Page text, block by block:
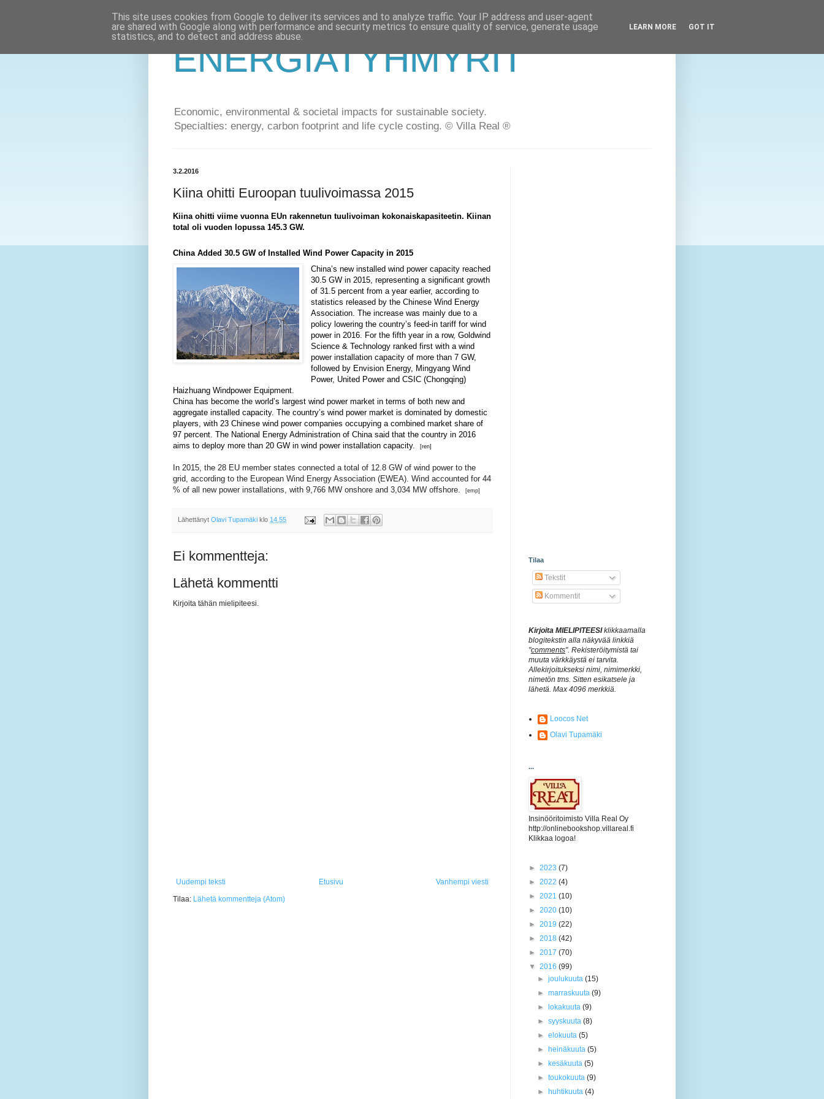
ENERGIATYHMYRIT
Economic, environmental & societal impacts for sustainable society.
Specialties: energy, carbon footprint and life cycle costing. © Villa Real ®
3.2.2016
Kiina ohitti Euroopan tuulivoimassa 2015
Kiina ohitti viime vuonna EUn rakennetun tuulivoiman kokonaiskapasiteetin. Kiinan
total oli vuoden lopussa 145.3 GW.
China Added 30.5 GW of Installed Wind Power Capacity in 2015
China’s new installedwind powercapacity reached
30.5 GW in 2015, representing a significant growth
of 31.5 percent from a year earlier, according to
statistics released by the Chinese Wind Energy
Association. The increase was mainly due to a
policy lowering the country’s feed-in tariff for wind
power in 2016. For the fifth year in a row, Goldwind
Science & Technology ranked first with a wind
power installation capacity of more than 7 GW,
followed by Envision Energy, Mingyang Wind
Power, United Power and CSIC (Chongqing)
Haizhuang Windpower Equipment.
China has become the world’s largest wind power market in terms of both new and
aggregate installed capacity. The country’s wind power market is dominated by domestic
players, with 23 Chinese wind power companies occupying a combined market share of
97 percent. The National Energy Administration of China said that the country in 2016
aims to deploy more than 20 GW in wind power installation capacity. [ren]
In 2015, the 28 EU member states connected a total of 12.8 GW of wind power to the
grid, according to the European Wind Energy Association (EWEA). Wind accounted for 44
% of all new power installations, with 9,766 MW onshore and 3,034 MW offshore.
[emp]
Lähettänyt Olavi Tupamäki klo 14.55
Ei kommentteja:
Lähetä kommentti
Kirjoita tähän mielipiteesi.
Uudempi teksti Vanhempi viesti
Etusivu
Tilaa: Lähetä kommentteja (Atom)
Tilaa
Tekstit
Kommentit
Kirjoita MIELIPITEESIklikkaamalla
blogitekstin alla näkyvää linkkiä
"comments". Rekisteröitymistä tai
muuta värkkäystä ei tarvita.
Allekirjoitukseksi nimi, nimimerkki,
nimetön tms. Sitten esikatsele ja
lähetä. Max 4096 merkkiä.
Loocos Net
Olavi Tupamäki
...
Insinööritoimisto Villa Real Oy
http://onlinebookshop.villareal.fi
Klikkaa logoa!
► 2023 (7)
► 2022 (4)
► 2021 (10)
► 2020 (10)
► 2019 (22)
► 2018 (42)
► 2017 (70)
▼ 2016 (99)
►joulukuuta(15)
►marraskuuta(9)
►
lokakuuta(9)
►syyskuuta(8)
►elokuuta(5)
►
heinäkuuta(5)
►
kesäkuuta(5)
►toukokuuta(9)
►
huhtikuuta(4)
This site uses cookies from Google to deliver its services and to analyze traffic. Your IP address and user-agent
are shared with Google along with performance and security metrics to ensure quality of service, generate usage
statistics, and to detect and address abuse.
LEARN MORE GOT IT